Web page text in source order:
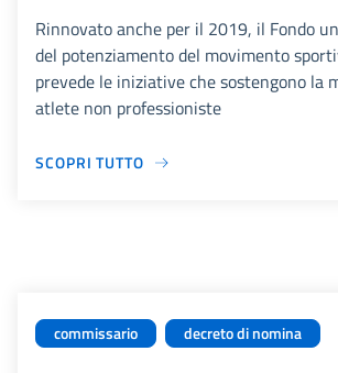
Rinnovato anche per il 2019, il Fondo
del potenziamento del movimento
prevede le iniziative che sostengono la
atlete non professioniste
SCOPRI TUTTO
commissario decreto di nomina